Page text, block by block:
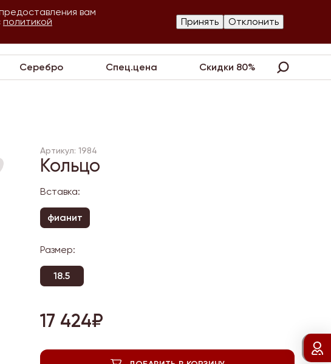
VIP Партнеры Контакты
Серебро Спец.цена Скидки 80%
Артикул: 1984
Кольцо
Вставка:
фианит
Размер:
18.5
17 424₽
вам
политикой
Принять Отклонить